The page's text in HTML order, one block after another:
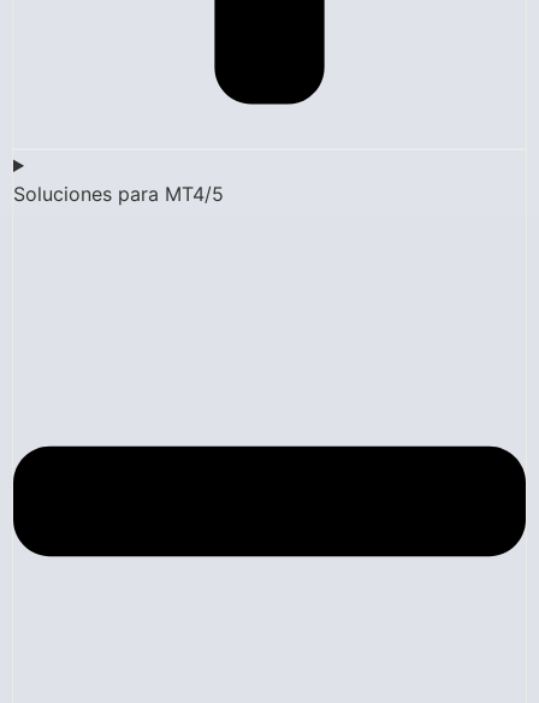
Soluciones para MT4/5